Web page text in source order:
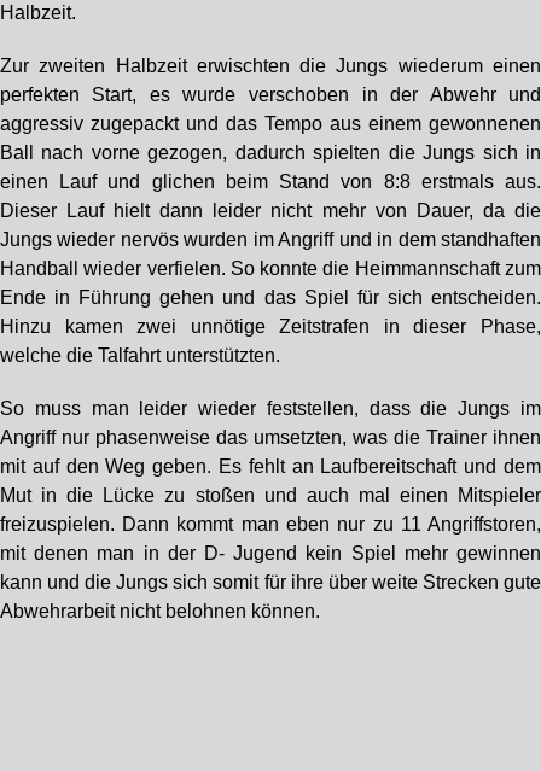
Halbzeit.
Zur zweiten Halbzeit erwischten die Jungs wiederum einen
perfekten Start, es wurde verschoben in der Abwehr und
aggressiv zugepackt und das Tempo aus einem gewonnenen
Ball nach vorne gezogen, dadurch spielten die Jungs sich in
einen Lauf und glichen beim Stand von 8:8 erstmals aus.
Dieser Lauf hielt dann leider nicht mehr von Dauer, da die
Jungs wieder nervös wurden im Angriff und in dem standhaften
Handball wieder verfielen. So konnte die Heimmannschaft zum
Ende in Führung gehen und das Spiel für sich entscheiden.
Hinzu kamen zwei unnötige Zeitstrafen in dieser Phase,
welche die Talfahrt unterstützten.
So muss man leider wieder feststellen, dass die Jungs im
Angriff nur phasenweise das umsetzten, was die Trainer ihnen
mit auf den Weg geben. Es fehlt an Laufbereitschaft und dem
Mut in die Lücke zu stoßen und auch mal einen Mitspieler
freizuspielen. Dann kommt man eben nur zu 11 Angriffstoren,
mit denen man in der D- Jugend kein Spiel mehr gewinnen
kann und die Jungs sich somit für ihre über weite Strecken gute
Abwehrarbeit nicht belohnen können.